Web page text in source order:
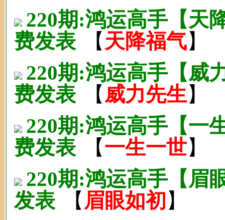
220期:鸿运高手【
费发表
【 天降福气】
220期:鸿运高手【
费发表
【 威力先生】
220期:鸿运高手【
费发表
【一生一世】
220期:鸿运高手【
发表
【 眉眼如初 】